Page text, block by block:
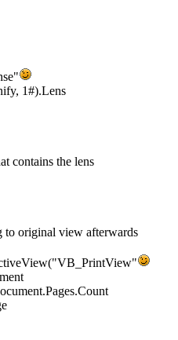
1#).Lens
contains the lens
to original view afterwards